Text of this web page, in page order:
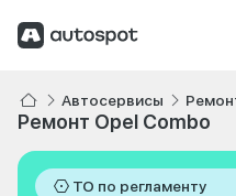
Автосервисы
Ремонт Opel Combo
ТО по регламенту